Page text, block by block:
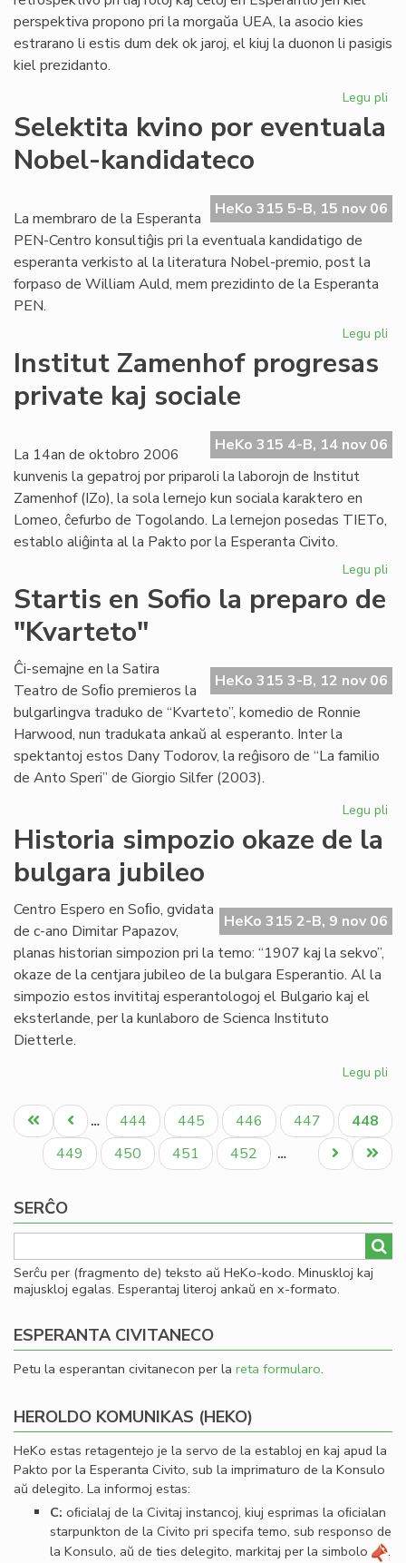
perspektiva propono pri la morgaŭa UEA, la asocio kies
estrarano li estis dum dek ok jaroj, el kiuj la duonon li pasigis
kiel prezidanto.
Legu pli
sia
Selektita kvino por eventuala
Nobel-kandidateco
HeKo 315 5-B, 15 nov 06
La membraro de la Esperanta
PEN-Centro konsultiĝis pri la eventuala kandidatigo de
esperanta verkisto al la literatura Nobel-premio, post la
forpaso de William Auld, mem prezidinto de la Esperanta
PEN.
Legu pli
Institut Zamenhof progresas
private kaj sociale
HeKo 315 4-B, 14 nov 06
La 14an de oktobro 2006
kunvenis la gepatroj por priparoli la laborojn de Institut
Zamenhof (IZo), la sola lernejo kun sociala karaktero en
Lomeo, ĉefurbo de Togolando. La lernejon posedas TIETo,
establo aliĝinta al la Pakto por la Esperanta Civito.
Legu pli
kaj
Startis en Sofio la preparo de
"Kvarteto"
HeKo 315 3-B, 12 nov 06
Ĉi-semajne en la Satira
Teatro de Soﬁo premieros la
bulgarlingva traduko de “Kvarteto”, komedio de Ronnie
Harwood, nun tradukata ankaŭ al esperanto. Inter la
spektantoj estos Dany Todorov, la reĝisoro de “La familio
de Anto Speri” de Giorgio Silfer (2003).
Legu pli
Historia simpozio okaze de la
bulgara jubileo
HeKo 315 2-B, 9 nov 06
Centro Espero en Soﬁo, gvidata
de c-ano Dimitar Papazov,
planas historian simpozion pri la temo: “1907 kaj la sekvo”,
okaze de la centjara jubileo de la bulgara Esperantio. Al la
simpozio estos invititaj esperantologoj el Bulgario kaj el
eksterlande, per la kunlaboro de Scienca Instituto
Dietterle.
Legu pli
de
la
Pagination
Unua
paĝo
Antaŭa
paĝo
… Paĝo
444 Paĝo
445 Paĝo
446 Paĝo
447
Aktuala
paĝo
448
Paĝo
449 Paĝo
450 Paĝo
451 Paĝo
452 …
Last
page
Next
page
SERĈO
Serĉu per (fragmento de) teksto aŭ HeKo-kodo. Minuskloj kaj
majuskloj egalas. Esperantaj literoj ankaŭ en x-formato.
ESPERANTA CIVITANECO
Petu la esperantan civitanecon per la reta formularo.
HEROLDO KOMUNIKAS (HEKO)
HeKo estas retagentejo je la servo de la establoj en kaj apud la
Pakto por la Esperanta Civito, sub la imprimaturo de la Konsulo
aŭ delegito. La informoj estas:
C: oﬁcialaj de la Civitaj instancoj, kiuj esprimas la oﬁcialan
starpunkton de la Civito pri specifa temo, sub responso de
la Konsulo, aŭ de ties delegito, markitaj per la simbolo
.